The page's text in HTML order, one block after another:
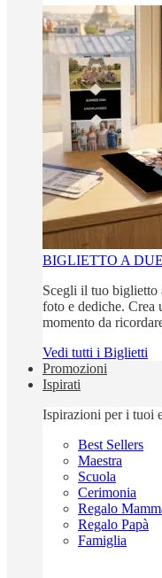
BIGLIETTO A
Scegli il tuo biglietto
foto e dediche. Crea
momento da
Vedi tutti i Biglietti
Promozioni
Ispirati
Ispirazioni per i tuoi
Best Sellers
Maestra
Scuola
Cerimonia
Regalo
Regalo Papà
Famiglia